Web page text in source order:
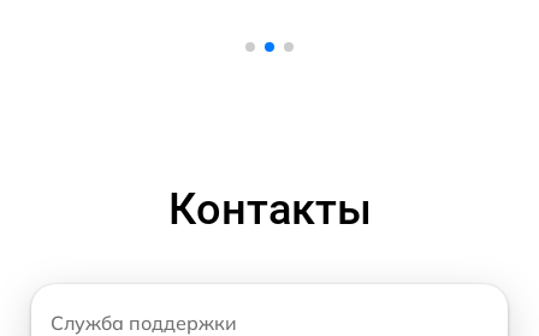
Контакты
Служба поддержки